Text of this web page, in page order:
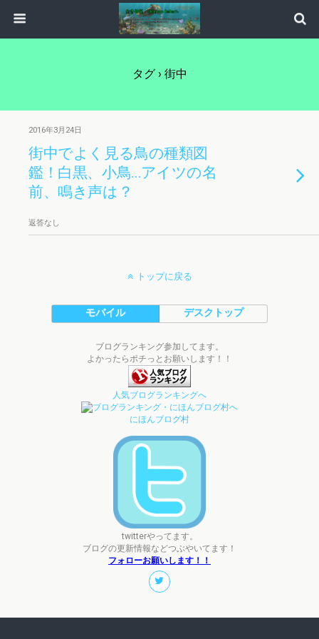
タグ › 街中
2016年3月24日
街中でよく見る鳥の種類図
鑑！白黒、小鳥…アイツの名
前、鳴き声は？
返答なし
トップに戻る
モバイル デスクトップ
ブログランキング参加してます。
よかったらポチっとお願いします！！
人気ブログランキングへ
にほんブログ村
twitterやってます。
ブログの更新情報などつぶやいてます！
フォローお願いします！！